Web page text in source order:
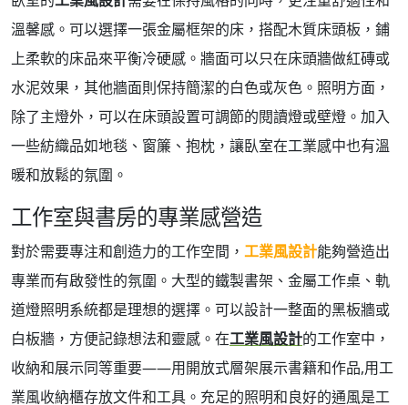
溫馨感。可以選擇一張金屬框架的床，搭配木質床頭板，鋪
上柔軟的床品來平衡冷硬感。牆面可以只在床頭牆做紅磚或
水泥效果，其他牆面則保持簡潔的白色或灰色。照明方面，
除了主燈外，可以在床頭設置可調節的閱讀燈或壁燈。加入
一些紡織品如地毯、窗簾、抱枕，讓臥室在工業感中也有溫
暖和放鬆的氛圍。
工作室與書房的專業感營造
對於需要專注和創造力的工作空間， 工業風設計能夠營造出
專業而有啟發性的氛圍。大型的鐵製書架、金屬工作桌、軌
道燈照明系統都是理想的選擇。可以設計一整面的黑板牆或
白板牆，方便記錄想法和靈感。在工業風設計的工作室中，
收納和展示同等重要——用開放式層架展示書籍和作品,用工
業風收納櫃存放文件和工具。充足的照明和良好的通風是工